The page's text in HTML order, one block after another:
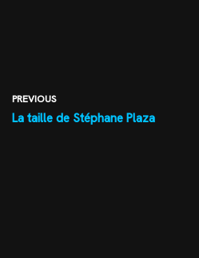
PREVIOUS
La taille de Stéphane Plaza